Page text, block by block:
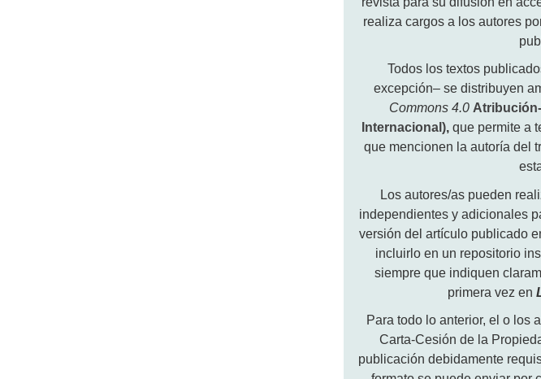
realiza cargos a los autores
Todos los textos
excepción– se distribuyen
Commons 4.0
Internacional),que permite a
que mencionen la autoría del
Los autores/as pueden
independientes y adicionales
versión del artículo publicado
incluirlo en un repositorio
siempre que indiquen
primera vez en
Para todo lo anterior, el o los
Carta-Cesión de la
publicación debidamente